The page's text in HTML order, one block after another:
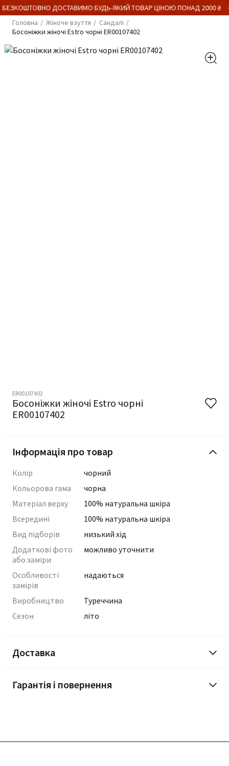
ДОСТАВИМО БУДЬ-ЯКИЙ ТОВАР ЦІНОЮ ПОНАД 2000 ₴
Головна
Жіноче взуття
Сандалі
Босоніжки жіночі Estro чорні ER00107402
ER00107402
Босоніжки жіночі Estro чорні
ER00107402
Інформація про товар
Колір
чорний
Кольорова гама
чорна
Матеріал верху
100% натуральна шкіра
Всередині
100% натуральна шкіра
Вид підборів
низький хід
Додаткові фото
або заміри
можливо уточнити
Особливості
замірів
надаються
Виробництво
Туреччина
Сезон
літо
Доставка
Гарантія і повернення